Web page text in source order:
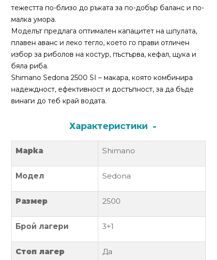
Контакти
Поръчка
и
доставка
Връщане
Условия
Политика
за
за
тежестта по-близо до ръката за по-добър баланс и по-
малка умора.
Моделът предлага оптимален капацитет на шпулата,
плавен аванс и леко тегло, което го прави отличен
избор за риболов на костур, пъстърва, кефал, щука и
бяла риба.
Shimano Sedona 2500 SI – макара, която комбинира
надеждност, ефективност и достъпност, за да бъде
винаги до теб край водата.
Характеристики
Марка Shimano
Модел Sedona
Размер 2500
Брой лагери 3+1
Стоп лагер Да